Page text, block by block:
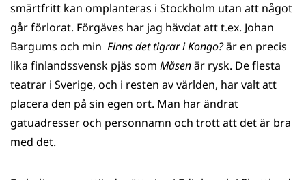
smärtfritt kan omplanteras i Stockholm utan att något
går förlorat. Förgäves har jag hävdat att t.ex. Johan
Bargums och min Finns det tigrar i Kongo?är en precis
lika finlandssvensk pjäs som Måsenär rysk. De flesta
teatrar i Sverige, och i resten av världen, har valt att
placera den på sin egen ort. Man har ändrat
gatuadresser och personnamn och trott att det är bra
med det.